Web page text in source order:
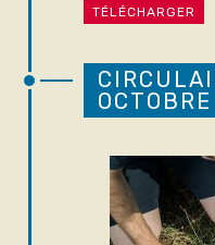
TÉLÉCHARGER